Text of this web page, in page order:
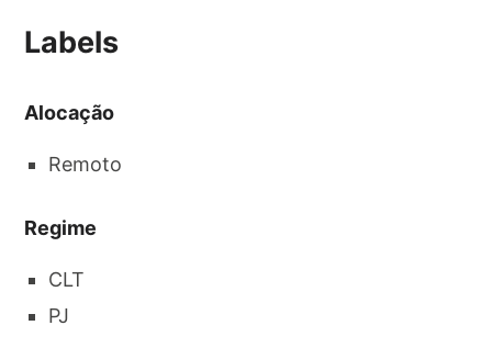
Labels
Alocação
Remoto
Regime
CLT
PJ